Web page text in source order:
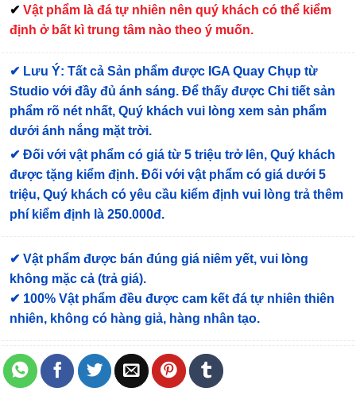
✔ Vật phẩm là đá tự nhiên nên quý khách có thể kiểm
định ở bất kì trung tâm nào theo ý muốn.
✔ Lưu Ý: Tất cả Sản phẩm được IGA Quay Chụp từ
Studio với đầy đủ ánh sáng. Để thấy được Chi tiết sản
phẩm rõ nét nhất, Quý khách vui lòng xem sản phẩm
dưới ánh nắng mặt trời.
✔ Đối với vật phẩm có giá từ 5 triệu trở lên, Quý khách
được tặng kiểm định. Đối với vật phẩm có giá dưới 5
triệu, Quý khách có yêu cầu kiểm định vui lòng trả thêm
phí kiểm định là 250.000đ.
✔ Vật phẩm được bán đúng giá niêm yết, vui lòng
không mặc cả (trả giá).
✔ 100% Vật phẩm đều được cam kết đá tự nhiên thiên
nhiên, không có hàng giả, hàng nhân tạo.